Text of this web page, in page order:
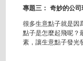
專題三： 奇妙的公司
很多生意點子就是因
點子是怎麼起飛呢？
素，讓生意點子發光